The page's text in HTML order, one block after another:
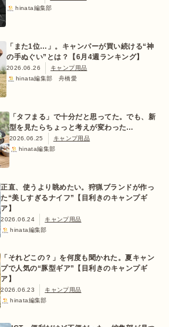
hinata編集部
「また1位…」。キャンパーが買い続ける“神
の手ぬぐい”とは？【6月4週ランキング】
2026.06.26
キャンプ用品
hinata編集部 舟橋愛
「タフまる」で十分だと思ってた。でも、新
型を見たらちょっと考えが変わった…
2026.06.25
キャンプ用品
hinata編集部
正直、使うより眺めたい。狩猟ブランドが作っ
た“美しすぎるナイフ”【目利きのキャンプギ
ア】
2026.06.24
キャンプ用品
hinata編集部
「それどこの？」を何度も聞かれた。夏キャン
プで人気の“豚型ギア”【目利きのキャンプギ
ア】
2026.06.23
キャンプ用品
hinata編集部